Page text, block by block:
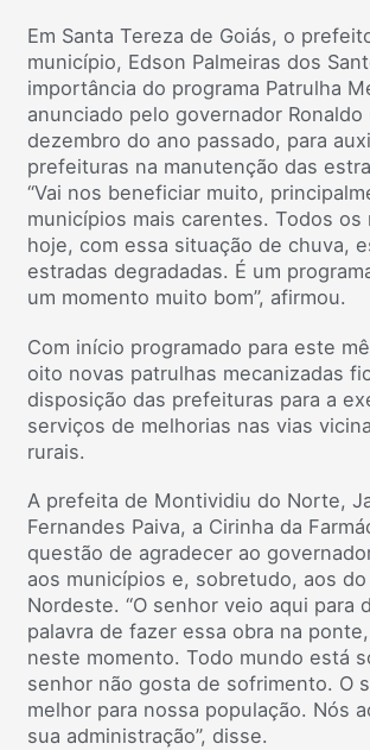
Em Santa Tereza de Goiás, o
município, Edson Palmeiras dos
importância do programa Patrulha
anunciado pelo governador Ronaldo
dezembro do ano passado, para
prefeituras na manutenção das
“Vai nos beneficiar muito,
municípios mais carentes. Todos os
hoje, com essa situação de chuva,
estradas degradadas. É um
um momento muito bom”, afirmou.
Com início programado para este
oito novas patrulhas mecanizadas
disposição das prefeituras para a
serviços de melhorias nas vias
rurais.
A prefeita de Montividiu do Norte,
Fernandes Paiva, a Cirinha da
questão de agradecer ao
aos municípios e, sobretudo, aos
Nordeste. “O senhor veio aqui para
palavra de fazer essa obra na
neste momento. Todo mundo está
senhor não gosta de sofrimento. O
melhor para nossa população. Nós
sua administração”, disse.